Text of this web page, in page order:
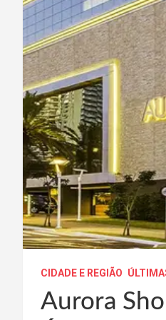
CIDADE E REGIÃO
Aurora